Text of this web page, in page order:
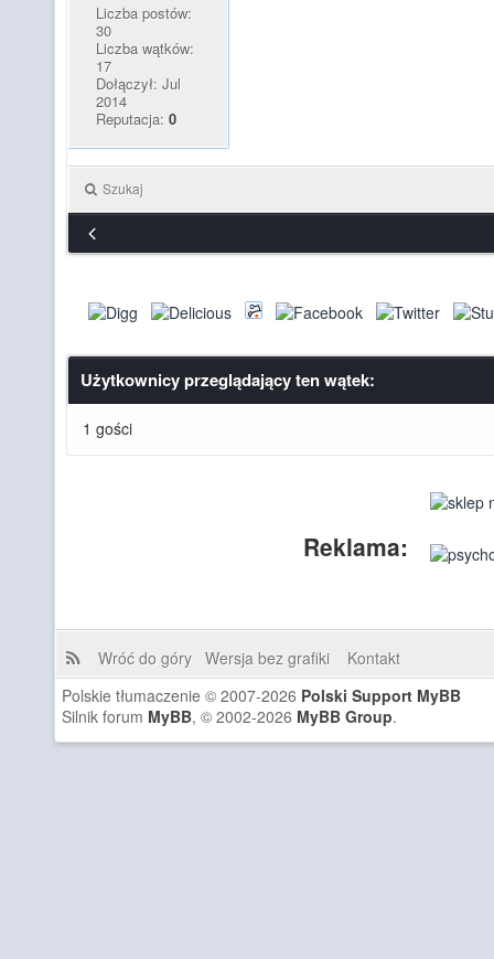
Liczba postów:
30
Liczba wątków:
17
Dołączył: Jul
2014
Reputacja: 0
Szukaj
Użytkownicy przeglądający ten wątek:
1 gości
Reklama:
Wróć do góry Wersja bez grafiki
Kontakt
Polskie tłumaczenie © 2007-2026 Polski Support MyBB
Silnik forum MyBB, © 2002-2026 MyBB Group.